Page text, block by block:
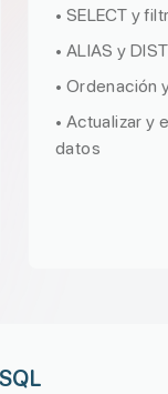
• SELECT y
• ALIAS y
• Ordenación
• Actualizar y
datos